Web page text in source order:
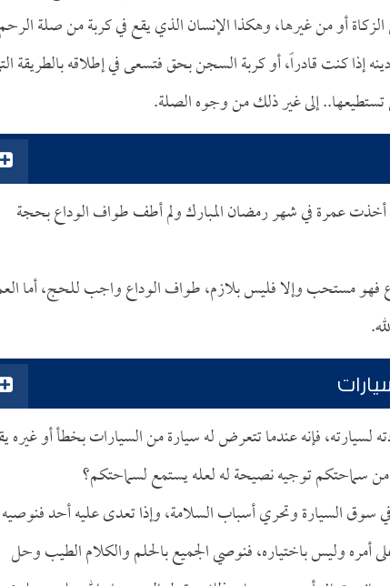
من الزكاة أو من غيرها، وهكذا الإنسان الذي يقع في كربة من صلة
إذا كنت قادراً، أو كربة السجن بحق فتسعى في إطلاقه بالطريقة
تستطيعها.. إلى غير ذلك من وجوه الصلة.
أخذت عمرة في شهر رمضان المبارك ولم أطف طواف الوداع بحجة
فهو مستحب وإلا فليس بلازم، طواف الوداع واجب للحج، أما
لسيارته، فإنه عندما تتعرض له سيارة من السيارات بخطأ أو غيره
سماحتكم توجيه نصيحة له لعله يستمع لسماحتكم؟
سوق السيارة وتحري أسباب السلامة، وإذا تعدى عليه أحد فنوصيه
أمره وليس باختياره، فنوصي الجميع بالحلم والكلام الطيب وحل